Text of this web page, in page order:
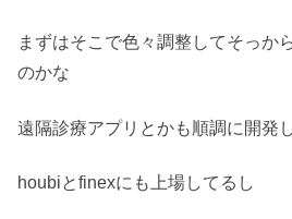
まずはそこで色々調整してそっか
のかな
遠隔診療アプリとかも順調に開発
houbiとfinexにも上場してるし